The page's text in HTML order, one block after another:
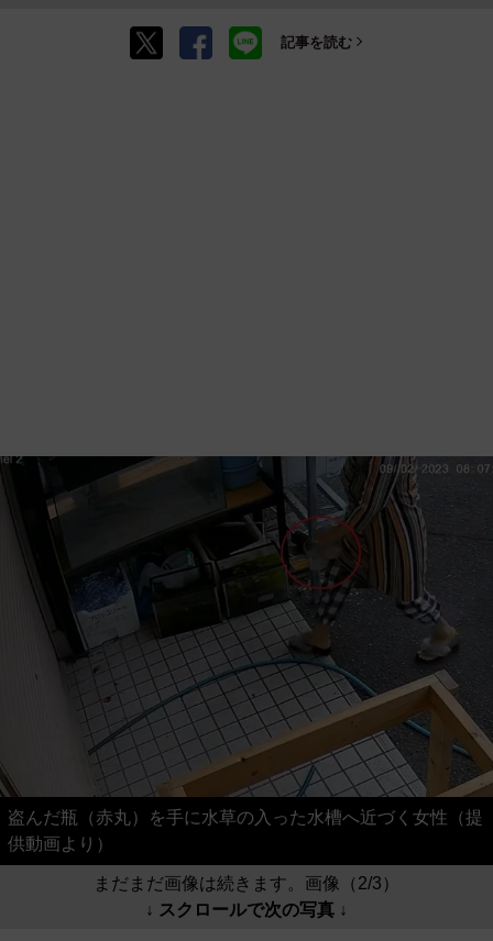
記事を読む
盗んだ瓶（赤丸）を手に水草の入った水槽へ近づく女性（提
供動画より）
まだまだ画像は続きます。画像（2/3）
↓ スクロールで次の写真 ↓